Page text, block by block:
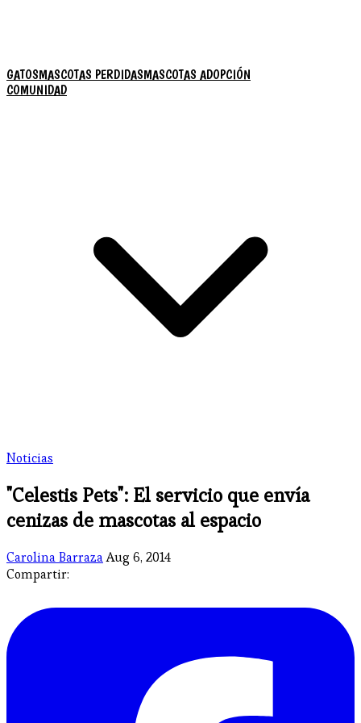
GATOSMASCOTAS PERDIDASMASCOTAS ADOPCIÓN
COMUNIDAD
Noticias
"Celestis Pets": El servicio que envía
cenizas de mascotas al espacio
Carolina BarrazaAug 6, 2014
Compartir: